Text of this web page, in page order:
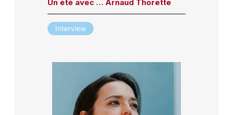
Un été avec … Arnaud Thorette
Interview